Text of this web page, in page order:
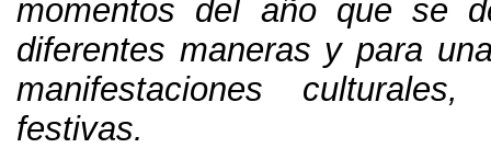
momentos del año que se
diferentes maneras y para
manifestaciones culturales
festivas.